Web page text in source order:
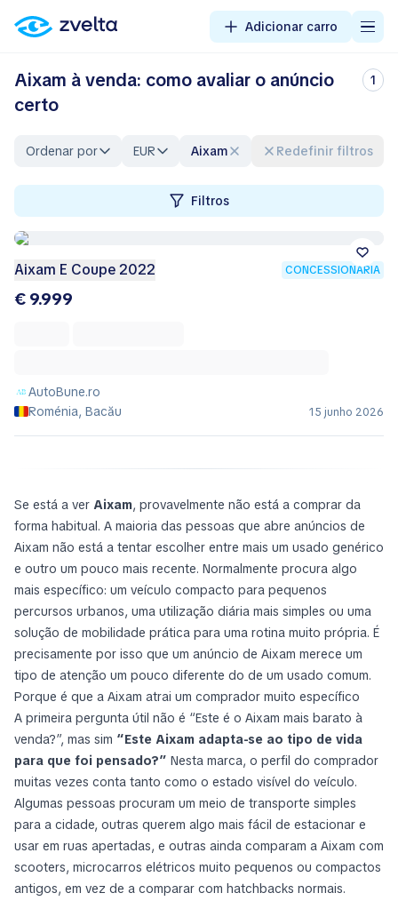
Adicionar carro
Aixam à venda: como avaliar o anúncio
certo
1
Ordenar por EUR Aixam Redefinir filtros
Filtros
Aixam E Coupe 2022 CONCESSIONÁRIA
€ 9.999
AutoBune.ro
Roménia, Bacău
15 junho 2026
Se está a ver Aixam, provavelmente não está a comprar da
forma habitual. A maioria das pessoas que abre anúncios de
Aixam não está a tentar escolher entre mais um usado genérico
e outro um pouco mais recente. Normalmente procura algo
mais específico: um veículo compacto para pequenos
percursos urbanos, uma utilização diária mais simples ou uma
solução de mobilidade prática para uma rotina muito própria. É
precisamente por isso que um anúncio de Aixam merece um
tipo de atenção um pouco diferente do de um usado comum.
Porque é que a Aixam atrai um comprador muito específico
A primeira pergunta útil não é “Este é o Aixam mais barato à
venda?”, mas sim “Este Aixam adapta-se ao tipo de vida
para que foi pensado?” Nesta marca, o perfil do comprador
muitas vezes conta tanto como o estado visível do veículo.
Algumas pessoas procuram um meio de transporte simples
para a cidade, outras querem algo mais fácil de estacionar e
usar em ruas apertadas, e outras ainda comparam a Aixam com
scooters, microcarros elétricos muito pequenos ou compactos
antigos, em vez de a comparar com hatchbacks normais.